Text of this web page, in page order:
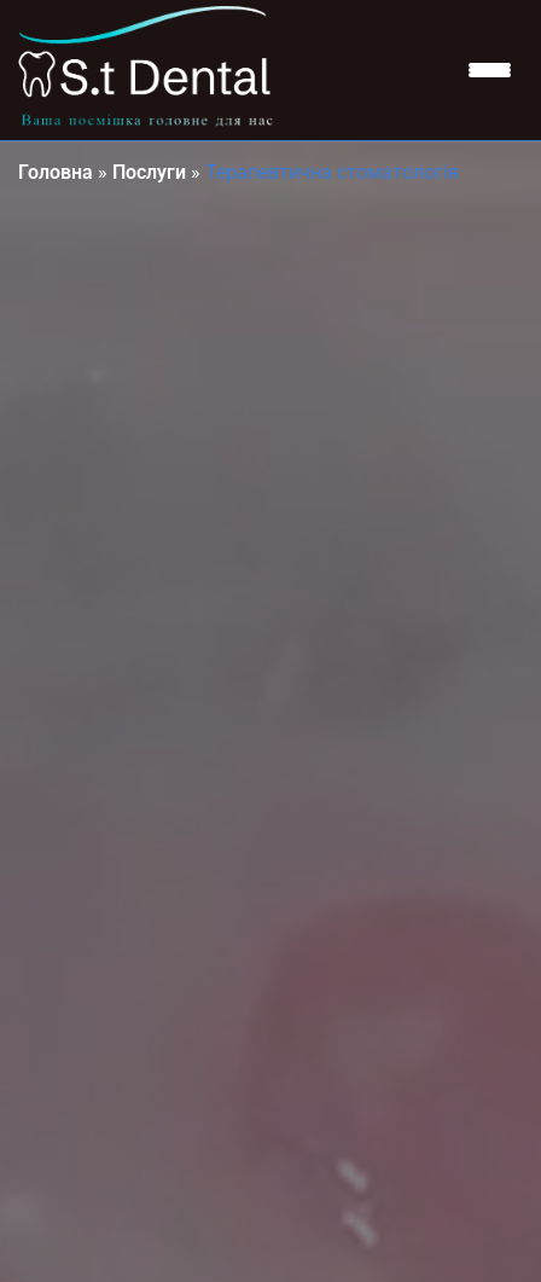
Головна » Послуги » Терапевтична стоматологія